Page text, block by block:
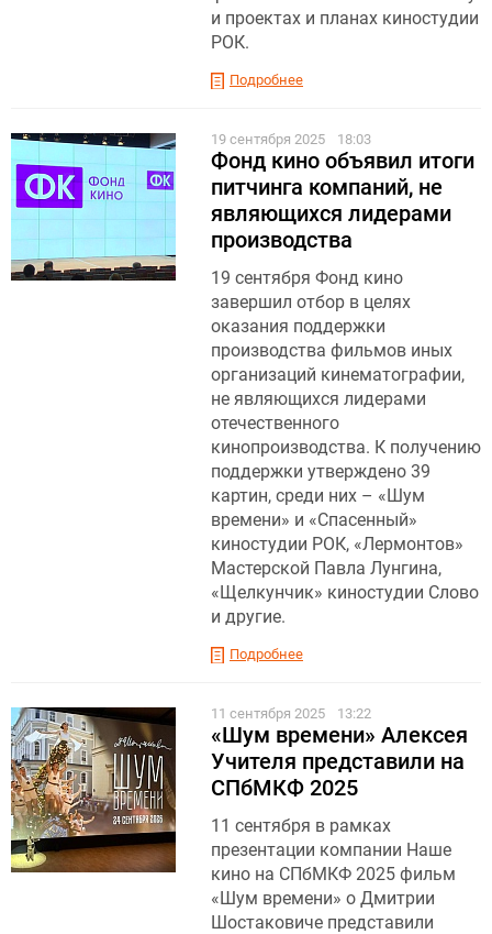
и проектах и планах киностудии
РОК.
Подробнее
19 сентября 2025 18:03
Фонд кино объявил итоги
питчинга компаний, не
являющихся лидерами
производства
19 сентября Фонд кино
завершил отбор в целях
оказания поддержки
производства фильмов иных
организаций кинематографии,
не являющихся лидерами
отечественного
кинопроизводства. К получению
поддержки утверждено 39
картин, среди них – «Шум
времени» и «Спасенный»
киностудии РОК, «Лермонтов»
Мастерской Павла Лунгина,
«Щелкунчик» киностудии Слово
и другие.
Подробнее
11 сентября 2025 13:22
«Шум времени» Алексея
Учителя представили на
СПбМКФ 2025
11 сентября в рамках
презентации компании Наше
кино на СПбМКФ 2025 фильм
«Шум времени» о Дмитрии
Шостаковиче представили